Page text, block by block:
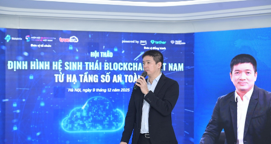
“Đây cũng là các mục tiêu mà Mạng Dịch vụ Đa chuỗi
Blockchain Việt Nam (VBSN) đang hướng tới nhằm kiến
tạo một hệ sinh thái Blockchain Việt Nam bền vững” - ông
Trung nhấn mạnh.